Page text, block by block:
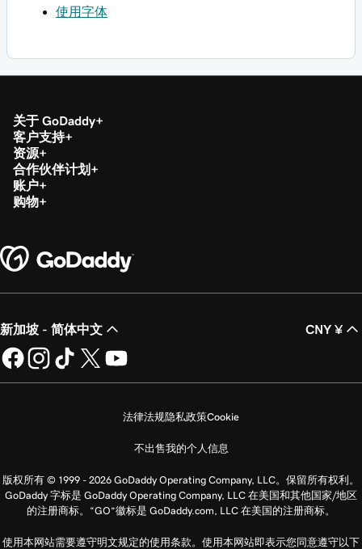
使用字体
关于 GoDaddy
客户支持
资源
合作伙伴计划
账户
购物
新加坡 - 简体中文 CNY ¥
法律法规隐私政策Cookie
不出售我的个人信息
版权所有 © 1999 - 2026 GoDaddy Operating Company, LLC。保留所有权利。
GoDaddy 字标是 GoDaddy Operating Company, LLC 在美国和其他国家/地区
的注册商标。“GO”徽标是 GoDaddy.com, LLC 在美国的注册商标。
使用本网站需要遵守明文规定的使用条款。使用本网站即表示您同意遵守以下